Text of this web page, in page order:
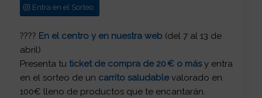
Entra en el Sorteo
???? En el centro y en nuestra web(del 7 al 13 de
abril)
Presenta tu ticket de compra de 20 € o másy entra
en el sorteo de un carrito saludablevalorado en
100€ lleno de productos que te encantarán.